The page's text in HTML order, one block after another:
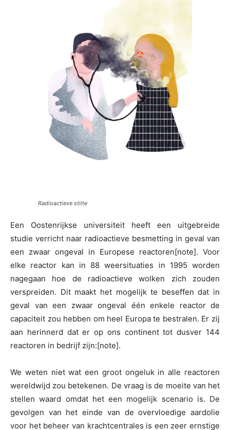
Radioactieve stilte
Een Oostenrijkse universiteit heeft een uitgebreide
studie verricht naar radioactieve besmetting in geval van
een zwaar ongeval in Europese reactoren[note]. Voor
elke reactor kan in 88 weersituaties in 1995 worden
nagegaan hoe de radioactieve wolken zich zouden
verspreiden. Dit maakt het mogelijk te beseffen dat in
geval van een zwaar ongeval één enkele reactor de
capaciteit zou hebben om heel Europa te bestralen. Er zij
aan herinnerd dat er op ons continent tot dusver 144
reactoren in bedrijf zijn:[note].
We weten niet wat een groot ongeluk in alle reactoren
wereldwijd zou betekenen. De vraag is de moeite van het
stellen waard omdat het een mogelijk scenario is. De
gevolgen van het einde van de overvloedige aardolie
voor het beheer van krachtcentrales is een zeer ernstige